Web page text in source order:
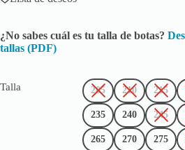
¿No sabes cuál es tu talla de botas?
tallas (PDF)
Talla 205 210 215
235 240 245
265 270 275